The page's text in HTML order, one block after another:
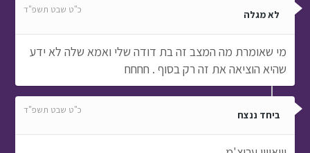
לא מגלה כ"ט שבט תשפ"ד
מי שאומרת מה המצב זה בת דודה שלי ואמא שלה לא ידע
שהיא הוציאה את זה רק בסוף . חחחח
ביחד ננצח כ"ט שבט תשפ"ד